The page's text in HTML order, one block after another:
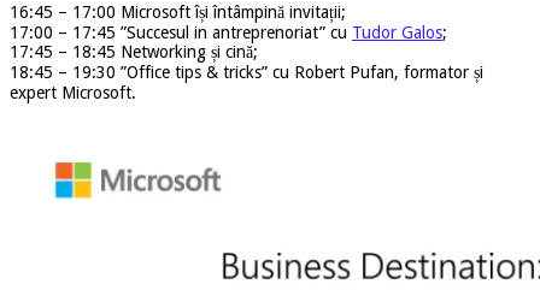
16:45 – 17:00 Microsoft își întâmpină invitații;
17:00 – 17:45 ”Succesul in antreprenoriat” cu Tudor Galos;
17:45 – 18:45 Networking și cină;
18:45 – 19:30 ”Office tips & tricks” cu Robert Pufan, formator și
expert Microsoft.